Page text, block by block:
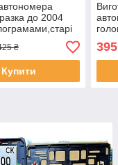
до 2004
₴
Купити
395